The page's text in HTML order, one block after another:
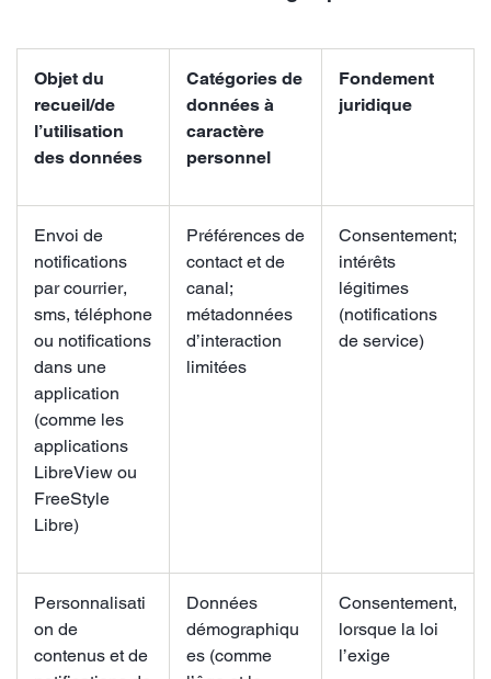
Objet du
recueil/de
l’utilisation
des données
Catégories de
données à
caractère
personnel
Fondement
juridique
Envoi de
notifications
par courrier,
sms, téléphone
ou notifications
dans une
application
(comme les
applications
LibreView ou
FreeStyle
Libre)
Préférences de
contact et de
canal;
métadonnées
d’interaction
limitées
Consentement;
intérêts
légitimes
(notifications
de service)
Personnalisati
on de
contenus et de
Données
démographiqu
es (comme
Consentement,
lorsque la loi
l’exige